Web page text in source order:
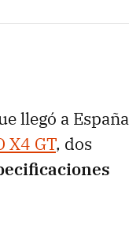
llegó a España
X4 GT, dos